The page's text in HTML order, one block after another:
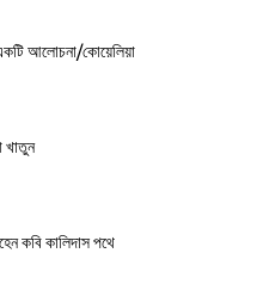
আলোচনা/কোয়েলিয়া
খাতুন
কবি কালিদাস পথে